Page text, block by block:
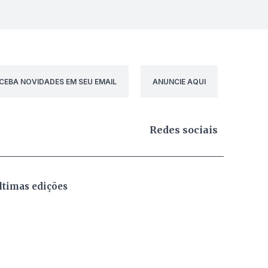
NOVIDADES EM SEU EMAIL ANUNCIE AQUI
Redes sociais
edições